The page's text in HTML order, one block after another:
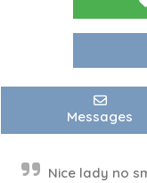
Messages
Nice lady no